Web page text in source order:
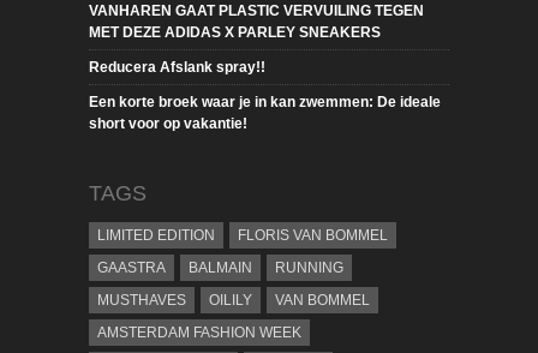
VANHAREN GAAT PLASTIC VERVUILING TEGEN
MET DEZE ADIDAS X PARLEY SNEAKERS
Reducera Afslank spray!!
Een korte broek waar je in kan zwemmen: De ideale
short voor op vakantie!
TAGS
LIMITED EDITION
FLORIS VAN BOMMEL
GAASTRA
BALMAIN
RUNNING
MUSTHAVES
OILILY
VAN BOMMEL
AMSTERDAM FASHION WEEK